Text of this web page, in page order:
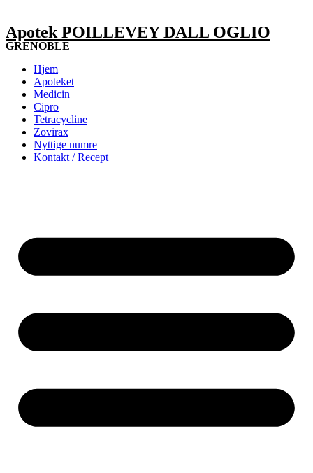
Apotek POILLEVEY DALL OGLIO
GRENOBLE
Hjem
Apoteket
Medicin
Cipro
Tetracycline
Zovirax
Nyttige numre
Kontakt / Recept